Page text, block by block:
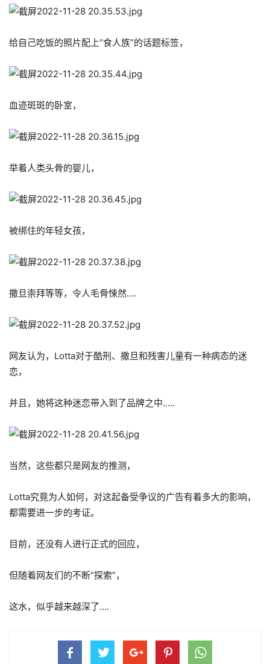
给自己吃饭的照片配上“食人族”的话题标签，
血迹斑斑的卧室，
举着人类头骨的婴儿，
被绑住的年轻女孩，
撒旦崇拜等等，令人毛骨悚然….
网友认为，Lotta对于酷刑、撒旦和残害儿童有一种病态的迷
恋，
并且，她将这种迷恋带入到了品牌之中…..
当然，这些都只是网友的推测，
Lotta究竟为人如何，对这起备受争议的广告有着多大的影响，
都需要进一步的考证。
目前，还没有人进行正式的回应，
但随着网友们的不断“探索”，
这水，似乎越来越深了….